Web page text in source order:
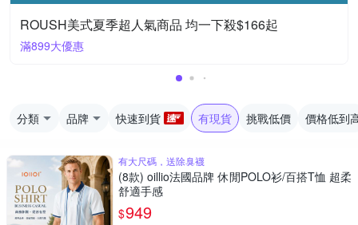
ROUSH美式夏季超人氣商品 均一下殺$166起
滿899大優惠
分類 品牌 快速到貨 有現貨 挑戰低價 價格低到
有大尺碼，送除臭襪
(8款) oillio法國品牌 休閒POLO衫/百搭T恤 超柔
舒適手感
$949